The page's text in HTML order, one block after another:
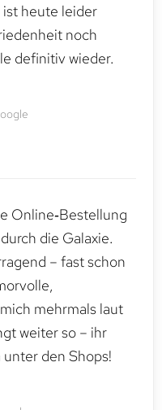
heute leider
noch
definitiv wieder.
Online‑Bestellung
die Galaxie.
– fast schon
mehrmals laut
weiter so – ihr
den Shops!